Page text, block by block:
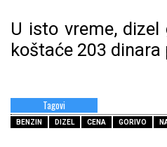
U isto vreme,
koštaće 203 dinara
Tagovi
BENZIN DIZEL CENA GORIVO